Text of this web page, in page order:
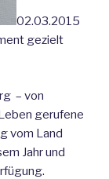
02.03.2015
gezielt
– von
gerufene
vom Land
Jahr und